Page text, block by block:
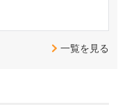
一覧を見る